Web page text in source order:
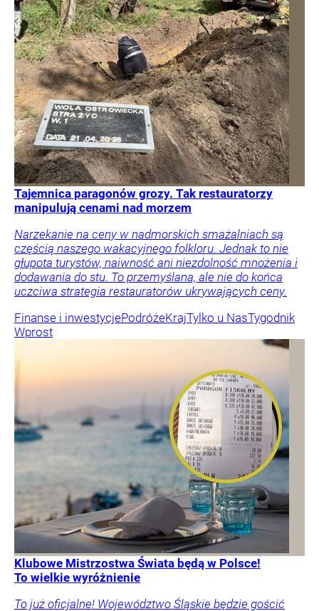
Tajemnica paragonów grozy. Tak restauratorzy
manipulują cenami nad morzem
Narzekanie na ceny w nadmorskich smażalniach są
częścią naszego wakacyjnego folkloru. Jednak to nie
głupota turystów, naiwność ani niezdolność mnożenia i
dodawania do stu. To przemyślana, ale nie do końca
uczciwa strategia restauratorów ukrywających ceny.
Finanse i inwestycjePodróżeKrajTylko u NasTygodnik
Wprost
Klubowe Mistrzostwa Świata będą w Polsce!
To wielkie wyróżnienie
To już oficjalne! Województwo Śląskie będzie gościć